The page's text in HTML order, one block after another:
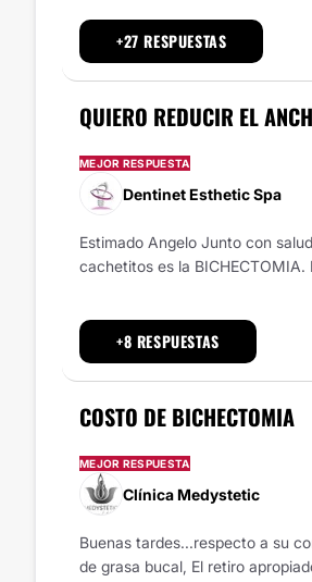
+27 RESPUESTAS
QUIERO REDUCIR EL
MEJOR RESPUESTA
Dentinet Esthetic Spa
Estimado Angelo Junto con
cachetitos es la
+8 RESPUESTAS
COSTO DE BICHECTOMIA
MEJOR RESPUESTA
Clínica Medystetic
Buenas tardes...respecto a su
de grasa bucal, El retiro